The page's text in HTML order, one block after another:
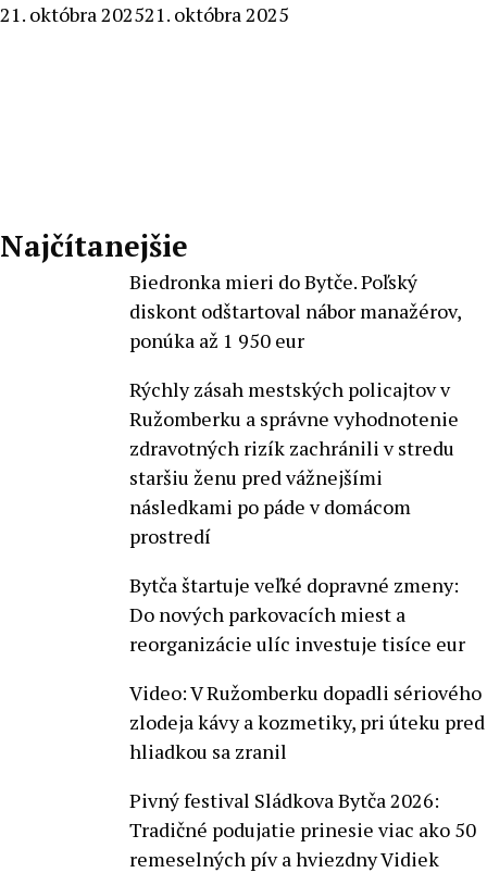
By
21. októbra 202521. októbra 2025
Najčítanejšie
Biedronka mieri do Bytče. Poľský
diskont odštartoval nábor manažérov,
ponúka až 1 950 eur
Rýchly zásah mestských policajtov v
Ružomberku a správne vyhodnotenie
zdravotných rizík zachránili v stredu
staršiu ženu pred vážnejšími
následkami po páde v domácom
prostredí
Bytča štartuje veľké dopravné zmeny:
Do nových parkovacích miest a
reorganizácie ulíc investuje tisíce eur
Video: V Ružomberku dopadli sériového
zlodeja kávy a kozmetiky, pri úteku pred
hliadkou sa zranil
Pivný festival Sládkova Bytča 2026:
Tradičné podujatie prinesie viac ako 50
remeselných pív a hviezdny Vidiek